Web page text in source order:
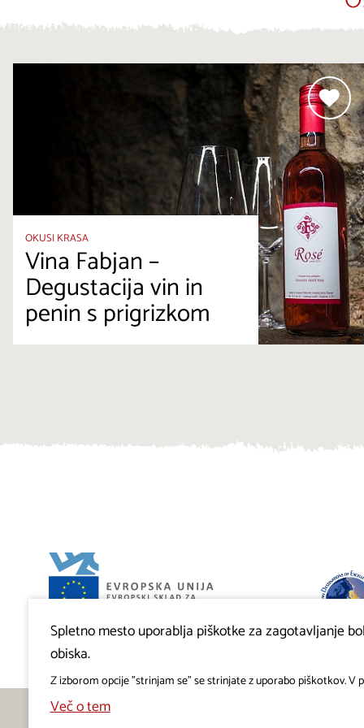
Deli
OKUSI KRASA
Vina Fabjan –
Degustacija vin in
penin s prigrizkom
Projekt Visitkras. Naložbo sofinancirata Republika
Slovenija in Evropska unija iz Evropskega sklada za
regionalni razvoj.
Spletno mesto uporablja piškotke za zagotavljanje
obiska.
Z izborom opcije "strinjam se" se strinjate z uporabo piškotkov. V
Več o tem